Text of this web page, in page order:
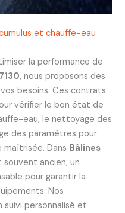
et chauffe-eau
la performance de
, nous proposons des
besoins. Ces contrats
vérifier le bon état de
eau, le nettoyage des
des paramètres pour
Dans Bâlines
ancien, un
pour garantir la
Nos
suivi personnalisé et